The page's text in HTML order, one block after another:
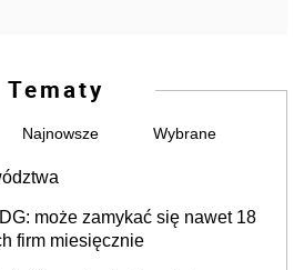
Tematy
Najnowsze Wybrane
może zamykać się nawet 18
firm miesięcznie